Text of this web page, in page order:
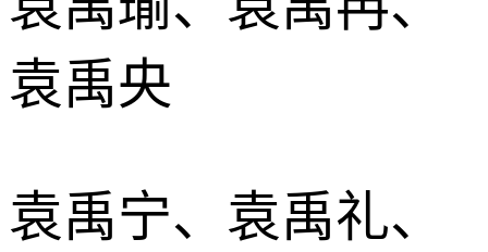
袁禹央
袁禹宁、袁禹礼、